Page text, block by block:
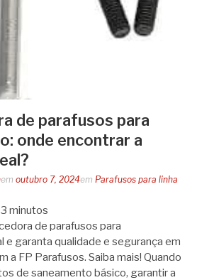
de parafusos para
onde encontrar a
em outubro 7, 2024em Parafusos para linha
3 minutos
de parafusos para
e garanta qualidade e segurança em
a FP Parafusos. Saiba mais! Quando
de saneamento básico, garantir a